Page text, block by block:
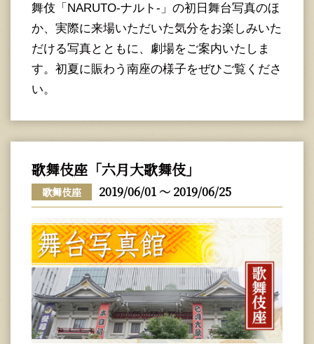
舞伎「NARUTO‐ナルト‐」の初日舞台写真のほ
か、実際に来場いただいた気分をお楽しみいた
だける写真とともに、劇場をご案内いたしま
す。初夏に賑わう南座の様子をぜひご覧くださ
い。
歌舞伎座「六月大歌舞伎」
歌舞伎座 2019/06/01 ～ 2019/06/25